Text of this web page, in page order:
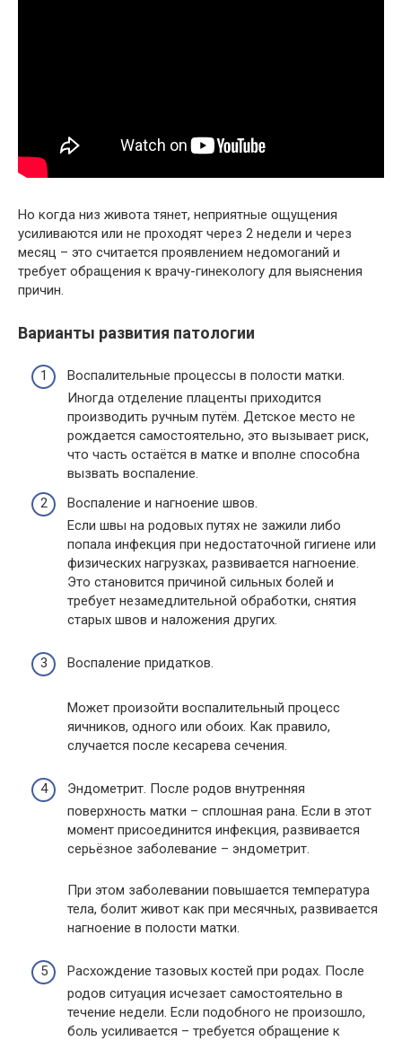
Но когда низ живота тянет, неприятные ощущения
усиливаются или не проходят через 2 недели и через
месяц – это считается проявлением недомоганий и
требует обращения к врачу-гинекологу для выяснения
причин.
Варианты развития патологии
Воспалительные процессы в полости матки.
Иногда отделение плаценты приходится
производить ручным путём. Детское место не
рождается самостоятельно, это вызывает риск,
что часть остаётся в матке и вполне способна
вызвать воспаление.
Воспаление и нагноение швов.
Если швы на родовых путях не зажили либо
попала инфекция при недостаточной гигиене или
физических нагрузках, развивается нагноение.
Это становится причиной сильных болей и
требует незамедлительной обработки, снятия
старых швов и наложения других.
Воспаление придатков.
Может произойти воспалительный процесс
яичников, одного или обоих. Как правило,
случается после кесарева сечения.
Эндометрит. После родов внутренняя
поверхность матки – сплошная рана. Если в этот
момент присоединится инфекция, развивается
серьёзное заболевание – эндометрит.
При этом заболевании повышается температура
тела, болит живот как при месячных, развивается
нагноение в полости матки.
Расхождение тазовых костей при родах. После
родов ситуация исчезает самостоятельно в
течение недели. Если подобного не произошло,
боль усиливается – требуется обращение к